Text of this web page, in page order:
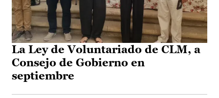
La Ley de Voluntariado de CLM, a
Consejo de Gobierno en
septiembre